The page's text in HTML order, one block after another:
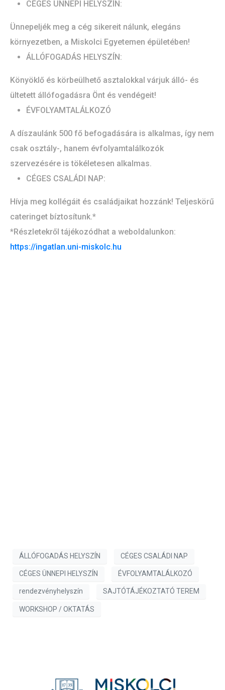
CÉGES ÜNNEPI HELYSZÍN:
Ünnepeljék meg a cég sikereit nálunk, elegáns
környezetben, a Miskolci Egyetemen épületében!
ÁLLÓFOGADÁS HELYSZÍN:
Könyöklő és körbeülhető asztalokkal várjuk álló- és
ültetett állófogadásra Önt és vendégeit!
ÉVFOLYAMTALÁLKOZÓ
A díszaulánk 500 fő befogadására is alkalmas, így nem
csak osztály-, hanem évfolyamtalálkozók
szervezésére is tökéletesen alkalmas.
CÉGES CSALÁDI NAP:
Hívja meg kollégáit és családjaikat hozzánk! Teljeskörű
cateringet bíztosítunk.*
*Részletekről tájékozódhat a weboldalunkon:
https://ingatlan.uni-miskolc.hu
ÁLLÓFOGADÁS HELYSZÍN CÉGES CSALÁDI NAP
CÉGES ÜNNEPI HELYSZÍN ÉVFOLYAMTALÁLKOZÓ
rendezvényhelyszín SAJTÓTÁJÉKOZTATÓ TEREM
WORKSHOP / OKTATÁS